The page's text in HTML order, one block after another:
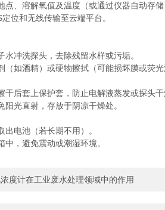
、溶解氧值及温度（或通过仪器自动存储
和无线传输至云端平台。
冲洗探头，去除残留水样或污垢。
如酒精）或硬物擦拭（可能损坏膜或荧光
后套上保护套，防止电解液蒸发或探头干
光直射，存放于阴凉干燥处。
电池（若长期不用）。
，避免震动或潮湿环境。
度计在工业废水处理领域中的作用